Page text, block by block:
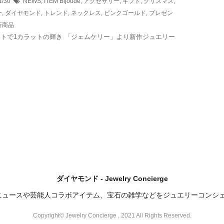
, ダイヤモンド, トレンド, ネックレス, ピンクゴールド, プレゼン
商品
で1カラットの輝き 「ジェムケリー」より新作ジュエリー
ダイヤモンド - Jewelry Concierge
ースや芸能人コラボアイテム、宝石の雑学などをジュエリーコンシ
Copyright© Jewelry Concierge , 2021 All Rights Reserved.